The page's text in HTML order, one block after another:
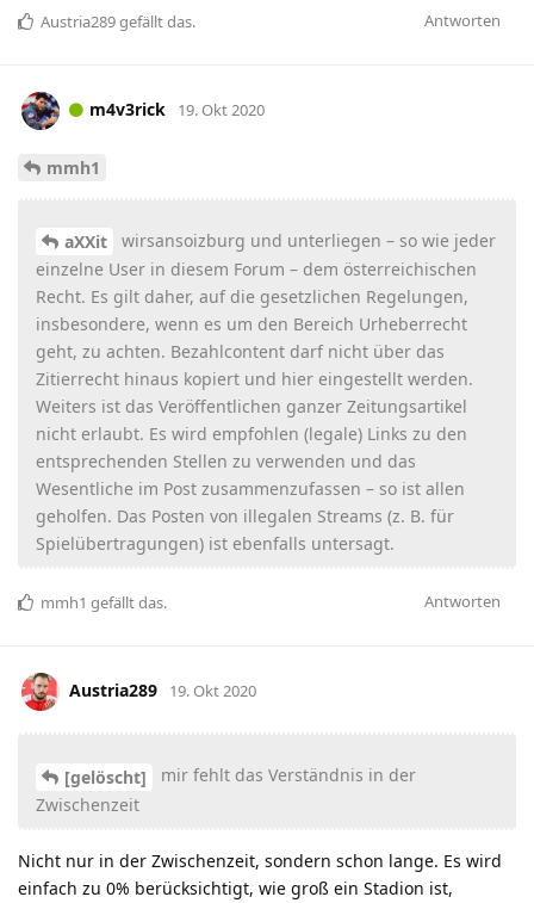
Antworten
Austria289gefällt das.
m4v3rick 19. Okt 2020
mmh1
aXXit
wirsansoizburg und unterliegen – so wie jeder
einzelne User in diesem Forum – dem österreichischen
Recht. Es gilt daher, auf die gesetzlichen Regelungen,
insbesondere, wenn es um den Bereich Urheberrecht
geht, zu achten. Bezahlcontent darf nicht über das
Zitierrecht hinaus kopiert und hier eingestellt werden.
Weiters ist das Veröffentlichen ganzer Zeitungsartikel
nicht erlaubt. Es wird empfohlen (legale) Links zu den
entsprechenden Stellen zu verwenden und das
Wesentliche im Post zusammenzufassen – so ist allen
geholfen. Das Posten von illegalen Streams (z. B. für
Spielübertragungen) ist ebenfalls untersagt.
Antworten
mmh1 gefällt das.
Austria289 19. Okt 2020
[gelöscht]
mir fehlt das Verständnis in der
Zwischenzeit
Nicht nur in der Zwischenzeit, sondern schon lange. Es wird
einfach zu 0% berücksichtigt, wie groß ein Stadion ist,